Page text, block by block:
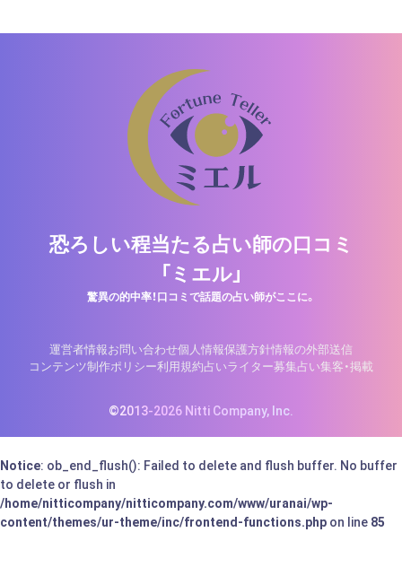
恐ろしい程当たる占い師の口コミ
「ミエル」
驚異の的中率！口コミで話題の占い師がここに。
運営者情報お問い合わせ個人情報保護方針情報の外部送信
コンテンツ制作ポリシー利用規約占いライター募集占い集客・掲載
©2013-2026 Nitti Company, Inc.
Notice: ob_end_flush(): Failed to delete and flush buffer. No buffer
to delete or flush in
/home/nitticompany/nitticompany.com/www/uranai/wp-
content/themes/ur-theme/inc/frontend-functions.php on line 85